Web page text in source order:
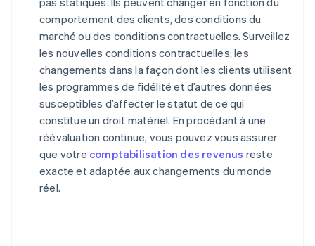
comportement des clients, des conditions du
marché ou des conditions contractuelles. Surveillez
les nouvelles conditions contractuelles, les
changements dans la façon dont les clients utilisent
les programmes de fidélité et d’autres données
susceptibles d’affecter le statut de ce qui
constitue un droit matériel. En procédant à une
réévaluation continue, vous pouvez vous assurer
que votre comptabilisation des revenus reste
exacte et adaptée aux changements du monde
réel.